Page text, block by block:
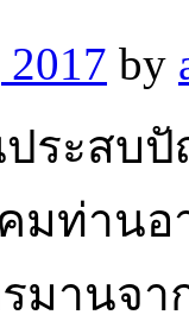
2017 by
ระสบ
มท่านอ
มานจา